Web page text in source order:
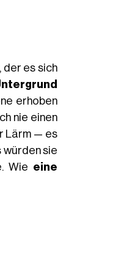
der es sich
erhoben
nie einen
Lärm — es
würden sie
Wie eine